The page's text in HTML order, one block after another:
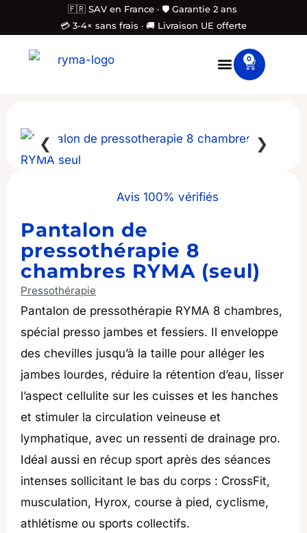
contenu
🇫🇷 SAV en France · 🛡️ Garantie 2 ans
💳 3-4× sans frais · 🚚 Livraison UE offerte
0
Panier
❮ ❯
Avis 100% vérifiés
Pantalon de
pressothérapie 8
chambres RYMA (seul)
Pressothérapie
Pantalon de pressothérapie RYMA 8 chambres,
spécial presso jambes et fessiers. Il enveloppe
des chevilles jusqu’à la taille pour alléger les
jambes lourdes, réduire la rétention d’eau, lisser
l’aspect cellulite sur les cuisses et les hanches
et stimuler la circulation veineuse et
lymphatique, avec un ressenti de drainage pro.
Idéal aussi en récup sport après des séances
intenses sollicitant le bas du corps : CrossFit,
musculation, Hyrox, course à pied, cyclisme,
athlétisme ou sports collectifs.